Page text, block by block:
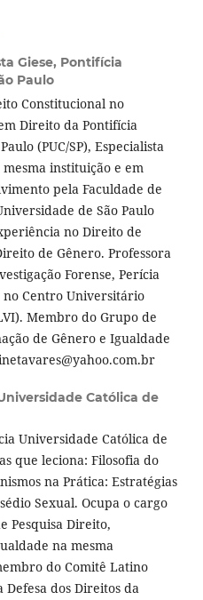
Giese, Pontifícia
Paulo
Constitucional no
Direito da Pontifícia
(PUC/SP), Especialista
instituição e em
pela Faculdade de
de São Paulo
no Direito de
de Gênero. Professora
Forense, Perícia
Centro Universitário
Membro do Grupo de
de Gênero e Igualdade
Católica de
Universidade Católica de
que leciona: Filosofia do
na Prática: Estratégias
Sexual. Ocupa o cargo
Pesquisa Direito,
na mesma
do Comitê Latino
dos Direitos da